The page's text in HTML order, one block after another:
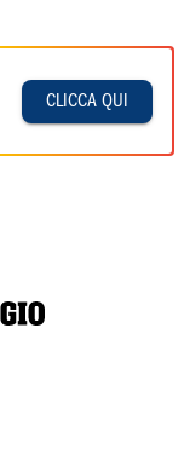
CLICCA QUI